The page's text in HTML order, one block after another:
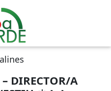
DIRECTOR/A